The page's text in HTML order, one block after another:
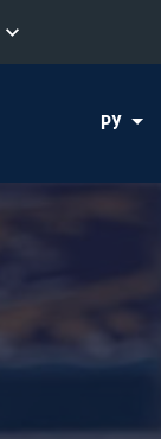
РУ